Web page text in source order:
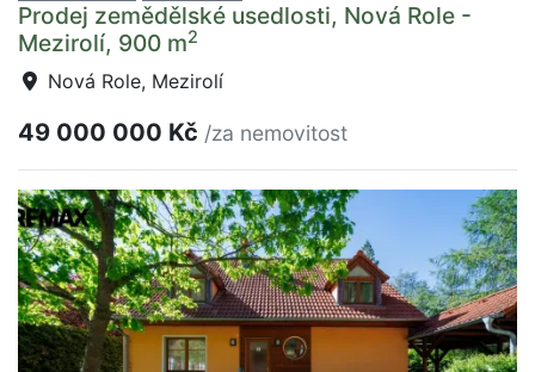
Prodej zemědělské usedlosti, Nová Role -
Mezirolí, 900 m2
Nová Role, Mezirolí
49 000 000 Kč /za nemovitost